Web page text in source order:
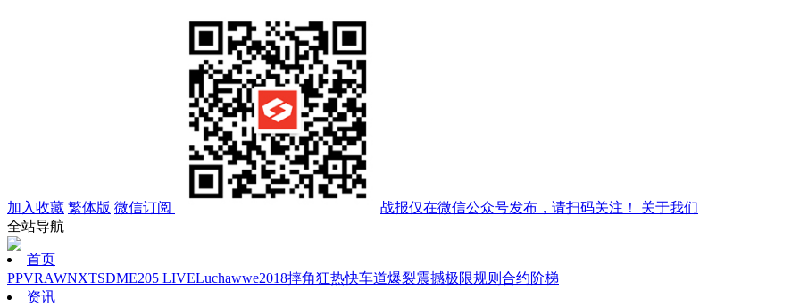
加入收藏 繁体版 微信订阅 战报仅在微信公众号发布，请扫码关注！ 关于我们
全站导航
首页
PPVRAWNXTSDME205 LIVELuchawwe2018摔角狂热快车道爆裂震撼极限规则 合约阶梯
资讯